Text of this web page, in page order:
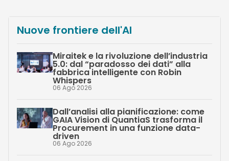
Nuove frontiere dell'AI
Miraitek e la rivoluzione dell’industria
5.0: dal “paradosso dei dati” alla
fabbrica intelligente con Robin
Whispers
06 Ago 2026
Dall’analisi alla pianificazione: come
GAIA Vision di QuantiaS trasforma il
Procurement in una funzione data-
driven
06 Ago 2026